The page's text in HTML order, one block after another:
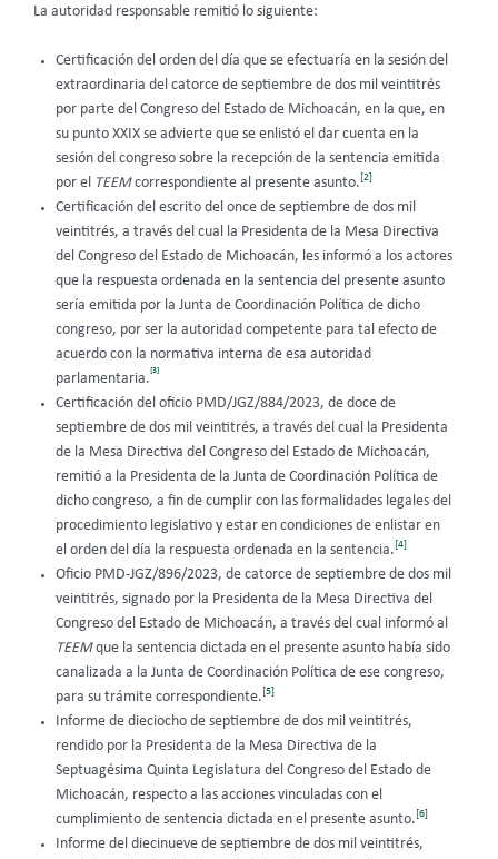
La autoridad responsable remitió lo siguiente:
Certificación del orden del día que se efectuaría en la sesión del
extraordinaria del catorce de septiembre de dos mil veintitrés
por parte del Congreso del Estado de Michoacán, en la que, en
su punto XXIX se advierte que se enlistó el dar cuenta en la
sesión del congreso sobre la recepción de la sentencia emitida
por el
TEEMcorrespondiente al presente asunto. [2]
Certificación del escrito del once de septiembre de dos mil
veintitrés, a través del cual la Presidenta de la Mesa Directiva
del Congreso del Estado de Michoacán, les informó a los actores
que la respuesta ordenada en la sentencia del presente asunto
sería emitida por la Junta de Coordinación Política de dicho
congreso, por ser la autoridad competente para tal efecto de
acuerdo con la normativa interna de esa autoridad
parlamentaria.
[3]
Certificación del oficio PMD/JGZ/884/2023, de doce de
septiembre de dos mil veintitrés, a través del cual la Presidenta
de la Mesa Directiva del Congreso del Estado de Michoacán,
remitió a la Presidenta de la Junta de Coordinación Política de
dicho congreso, a fin de cumplir con las formalidades legales del
procedimiento legislativo y estar en condiciones de enlistar en
el orden del día la respuesta ordenada en la sentencia. [4]
Oficio PMD-JGZ/896/2023, de catorce de septiembre de dos mil
veintitrés, signado por la Presidenta de la Mesa Directiva del
Congreso del Estado de Michoacán, a través del cual informó al
TEEMque la sentencia dictada en el presente asunto había sido
canalizada a la Junta de Coordinación Política de ese congreso,
para su trámite correspondiente. [5]
Informe de dieciocho de septiembre de dos mil veintitrés,
rendido por la Presidenta de la Mesa Directiva de la
Septuagésima Quinta Legislatura del Congreso del Estado de
Michoacán, respecto a las acciones vinculadas con el
cumplimiento de sentencia dictada en el presente asunto. [6]
Informe del diecinueve de septiembre de dos mil veintitrés,